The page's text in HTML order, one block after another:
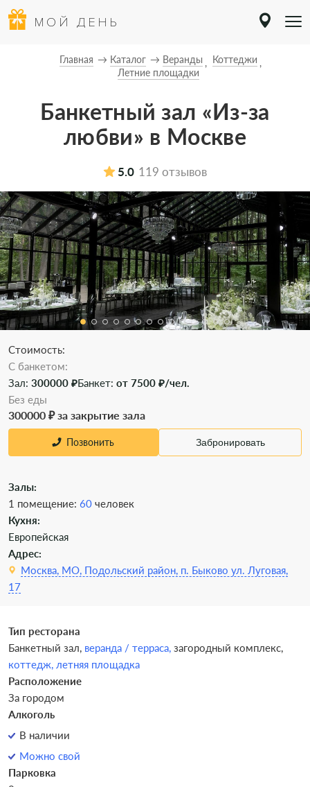
МОЙ ДЕНЬ
Главная Каталог Веранды
Коттеджи
Летние площадки
Банкетный зал «Из-за
любви» в Москве
5.0 119 отзывов
Стоимость:
C банкетом:
Зал: 300000 ₽Банкет: от 7500 ₽/чел.
Без еды
300000 ₽ за закрытие зала
Позвонить Забронировать
Залы:
1 помещение: 60 человек
Кухня:
Европейская
Адрес:
Москва, МО, Подольский район, п. Быково ул. Луговая,
17
Тип ресторана
Банкетный зал, веранда / терраса, загородный комплекс,
коттедж, летняя площадка
Расположение
За городом
Алкоголь
В наличии
Можно свой
Парковка